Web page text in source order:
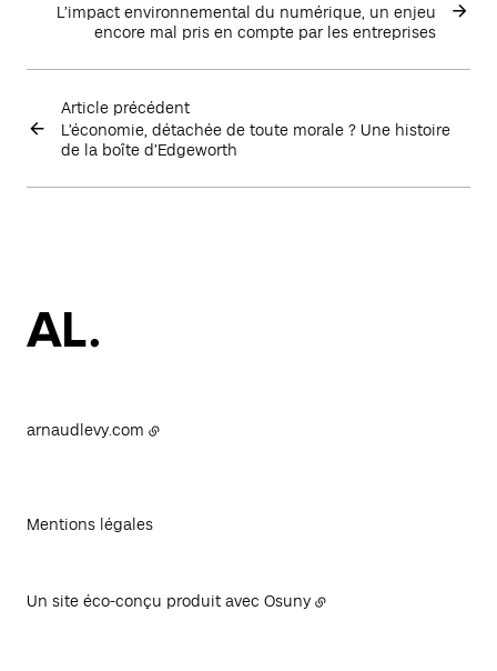
Article précédent
L’économie, détachée de toute morale ? Une histoire
de la boîte d’Edgeworth
L’impact environnemental du numérique, un enjeu
encore mal pris en compte par les entreprises
arnaudlevy.com
Mentions légales
Un site éco-conçu produit avec Osuny